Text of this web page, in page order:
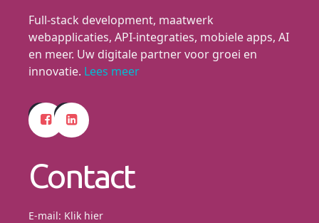
Full-stack development, maatwerk
webapplicaties, API-integraties, mobiele apps, AI
en meer. Uw digitale partner voor groei en
innovatie. Lees meer
Contact
E-mail: Klik hier